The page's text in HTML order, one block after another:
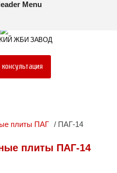
ЖБИ ЗАВОД
плиты ПАГ ПАГ-14
плиты ПАГ-14